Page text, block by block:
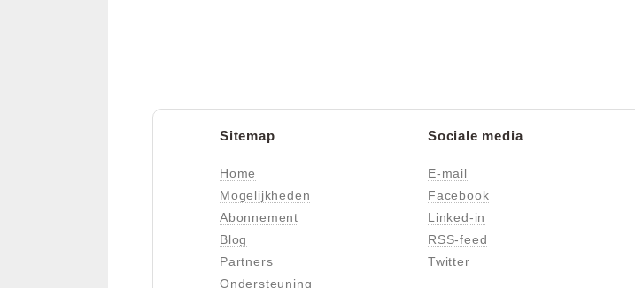
Sitemap
Home
Mogelijkheden
Abonnement
Blog
Partners
Ondersteuning
Sociale media
E-mail
Facebook
Linked-in
RSS-feed
Twitter